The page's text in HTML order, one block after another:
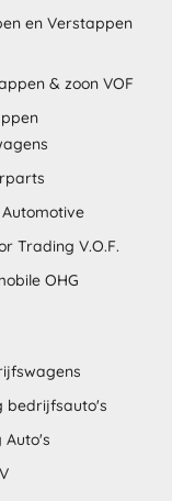
en Verstappen
& zoon VOF
Trading V.O.F.
OHG
bedrijfsauto's
Auto's